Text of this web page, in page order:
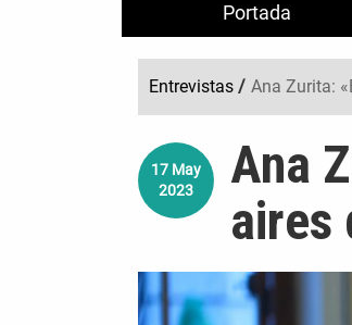
Portada
Entrevistas / Ana Zurita:
17 May
2023
Ana
aires